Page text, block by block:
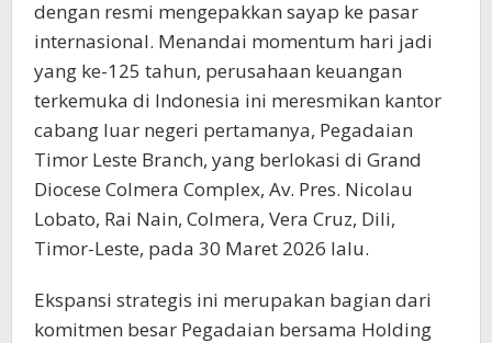
dengan resmi mengepakkan sayap ke pasar
internasional. Menandai momentum hari jadi
yang ke-125 tahun, perusahaan keuangan
terkemuka di Indonesia ini meresmikan kantor
cabang luar negeri pertamanya, Pegadaian
Timor Leste Branch, yang berlokasi di Grand
Diocese Colmera Complex, Av. Pres. Nicolau
Lobato, Rai Nain, Colmera, Vera Cruz, Dili,
Timor-Leste, pada 30 Maret 2026 lalu.
Ekspansi strategis ini merupakan bagian dari
komitmen besar Pegadaian bersama Holding